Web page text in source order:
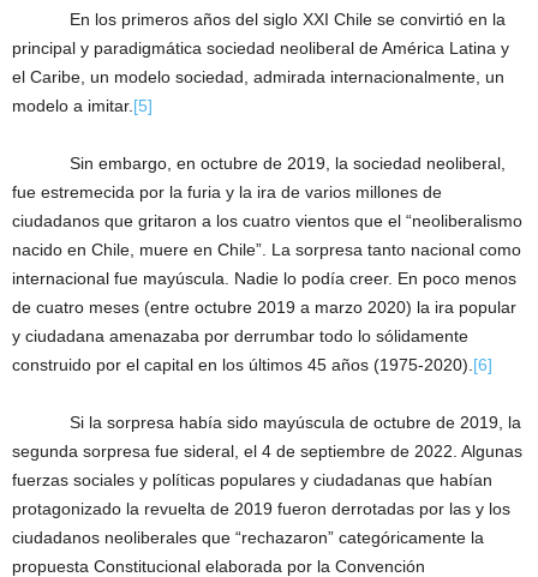
En los primeros años del siglo XXI Chile se convirtió en la
principal y paradigmática sociedad neoliberal de América Latina y
el Caribe, un modelo sociedad, admirada internacionalmente, un
modelo a imitar. [5]
Sin embargo, en octubre de 2019, la sociedad neoliberal,
fue estremecida por la furia y la ira de varios millones de
ciudadanos que gritaron a los cuatro vientos que el “neoliberalismo
nacido en Chile, muere en Chile”. La sorpresa tanto nacional como
internacional fue mayúscula. Nadie lo podía creer. En poco menos
de cuatro meses (entre octubre 2019 a marzo 2020) la ira popular
y ciudadana amenazaba por derrumbar todo lo sólidamente
construido por el capital en los últimos 45 años (1975-2020). [6]
Si la sorpresa había sido mayúscula de octubre de 2019, la
segunda sorpresa fue sideral, el 4 de septiembre de 2022. Algunas
fuerzas sociales y políticas populares y ciudadanas que habían
protagonizado la revuelta de 2019 fueron derrotadas por las y los
ciudadanos neoliberales que “rechazaron” categóricamente la
propuesta Constitucional elaborada por la Convención